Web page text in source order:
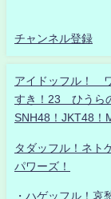
チャンネル登録
アイドッフル！
すき！23 ひうら
SNH48！JKT48！
タダッフル！ネト
パワーズ！
・ハゲッフル！哀